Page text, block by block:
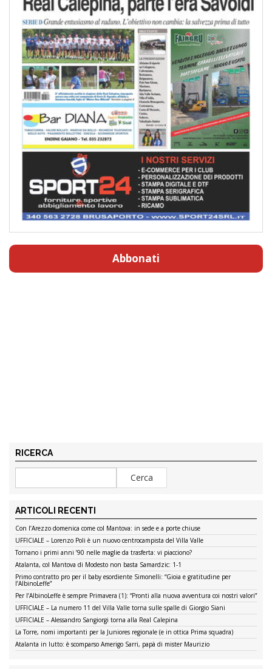
Abbonati
RICERCA
ARTICOLI RECENTI
Con l’Arezzo domenica come col Mantova: in sede e a porte chiuse
UFFICIALE – Lorenzo Poli è un nuovo centrocampista del Villa Valle
Tornano i primi anni ’90 nelle maglie da trasferta: vi piacciono?
Atalanta, col Mantova di Modesto non basta Samardzic: 1-1
Primo contratto pro per il baby esordiente Simonelli: “Gioia e gratitudine per
l’AlbinoLeffe”
Per l’AlbinoLeffe è sempre Primavera (1): “Pronti alla nuova avventura coi nostri valori”
UFFICIALE – La numero 11 del Villa Valle torna sulle spalle di Giorgio Siani
UFFICIALE – Alessandro Sangiorgi torna alla Real Calepina
La Torre, nomi importanti per la Juniores regionale (e in ottica Prima squadra)
Atalanta in lutto: è scomparso Amerigo Sarri, papà di mister Maurizio